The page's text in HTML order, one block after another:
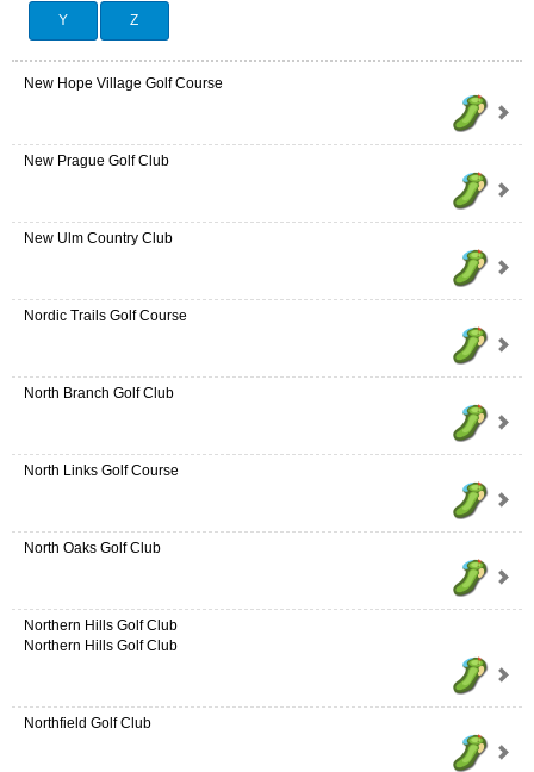
Y Z
New Hope Village Golf Course
New Prague Golf Club
New Ulm Country Club
Nordic Trails Golf Course
North Branch Golf Club
North Links Golf Course
North Oaks Golf Club
Northern Hills Golf Club
Northern Hills Golf Club
Northfield Golf Club